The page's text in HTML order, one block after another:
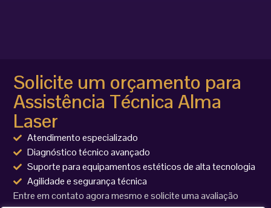
Solicite um orçamento para
Assistência Técnica Alma
Laser
Atendimento especializado
Diagnóstico técnico avançado
Suporte para equipamentos estéticos de alta tecnologia
Agilidade e segurança técnica
Entre em contato agora mesmo e solicite uma avaliação